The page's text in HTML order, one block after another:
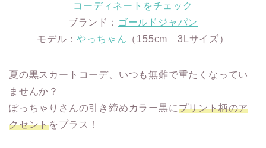
コーディネートをチェック
ブランド： ゴールドジャパン
モデル：やっちゃん （155cm 3Lサイズ）
夏の黒スカートコーデ、いつも無難で重たくなってい
ませんか？
ぽっちゃりさんの引き締めカラー黒にプリント柄のア
クセントをプラス！